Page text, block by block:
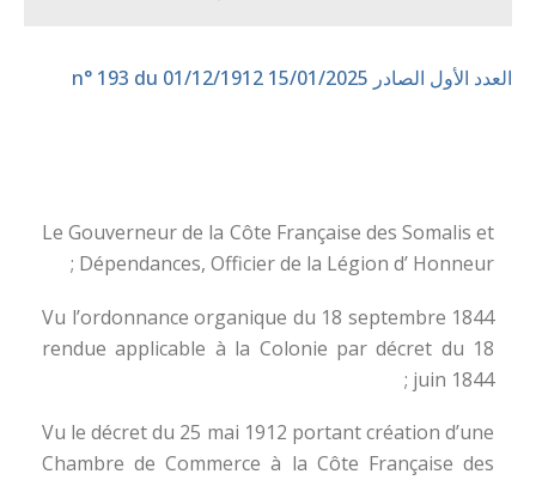
العدد الأول الصادر 15/01/2025
Le Gouverneur de la Côte Française des Somalis et
Dépendances, Officier de la Légion d’ Honneur ;
Vu l’ordonnance organique du 18 septembre 1844
rendue applicable à la Colonie par décret du 18
juin 1844 ;
Vu le décret du 25 mai 1912 portant création d’une
Chambre de Commerce à la Côte Française des